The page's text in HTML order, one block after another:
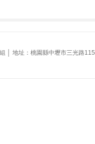
│ 地址：桃園縣中壢市三光路